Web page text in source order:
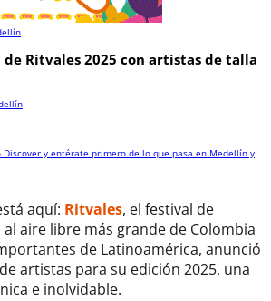
de Ritvales 2025 con artistas de talla
Discover y entérate primero de lo que pasa en Medellín y
aquí: Ritvales, el festival de
aire libre más grande de Colombia
de Latinoamérica, anunció
artistas para su edición 2025, una
e inolvidable.